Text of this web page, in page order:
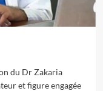
du Dr Zakaria
et figure engagée